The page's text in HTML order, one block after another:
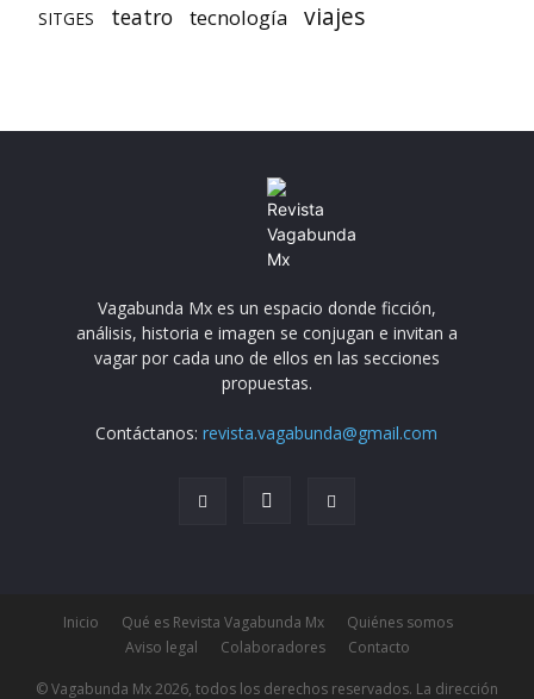
SITGES teatro tecnología viajes
Vagabunda Mx es un espacio donde ficción,
análisis, historia e imagen se conjugan e invitan a
vagar por cada uno de ellos en las secciones
propuestas.
Contáctanos:revista.vagabunda@gmail.com
Inicio Qué es Revista Vagabunda Mx
Quiénes somos
Aviso legal
Colaboradores Contacto
© Vagabunda Mx 2026, todos los derechos reservados. La dirección